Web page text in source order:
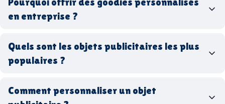
en entreprise ?
Quels sont les objets publicitaires les plus
populaires ?
stylos personnalisés
tote bags publicitaires
Comment personnaliser un objet